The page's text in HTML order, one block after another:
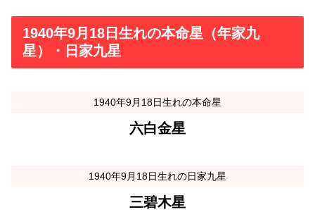
1940年9月18日生れの本命星（年家九
星）・日家九星
1940年9月18日生れの本命星
六白金星
1940年9月18日生れの日家九星
三碧木星